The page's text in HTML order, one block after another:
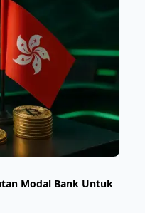
Modal Bank Untuk